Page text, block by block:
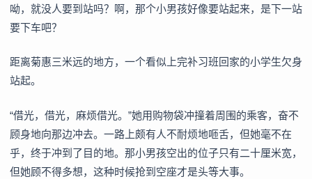
呦，就没人要到站吗？啊，那个小男孩好像要站起来，是下一站
要下车吧？
距离菊惠三米远的地方，一个看似上完补习班回家的小学生欠身
站起。
“借光，借光，麻烦借光。”她用购物袋冲撞着周围的乘客，奋不
顾身地向那边冲去。一路上颇有人不耐烦地咂舌，但她毫不在
乎，终于冲到了目的地。那小男孩空出的位子只有二十厘米宽，
但她顾不得多想，这种时候抢到空座才是头等大事。